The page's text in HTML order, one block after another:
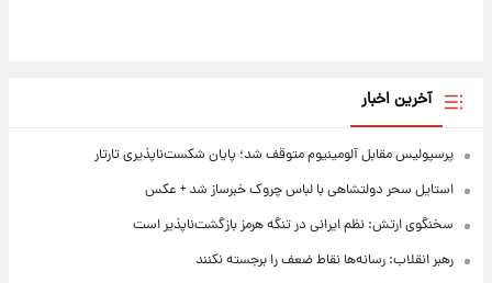
آخرین اخبار
پرسپولیس مقابل آلومینیوم متوقف شد؛ پایان شکست‌ناپذیری تارتار
استایل سحر دولتشاهی با لباس چروک خبرساز شد + عکس
سخنگوی ارتش: نظم ایرانی در تنگه هرمز بازگشت‌ناپذیر است
رهبر انقلاب: رسانه‌ها نقاط ضعف را برجسته نکنند